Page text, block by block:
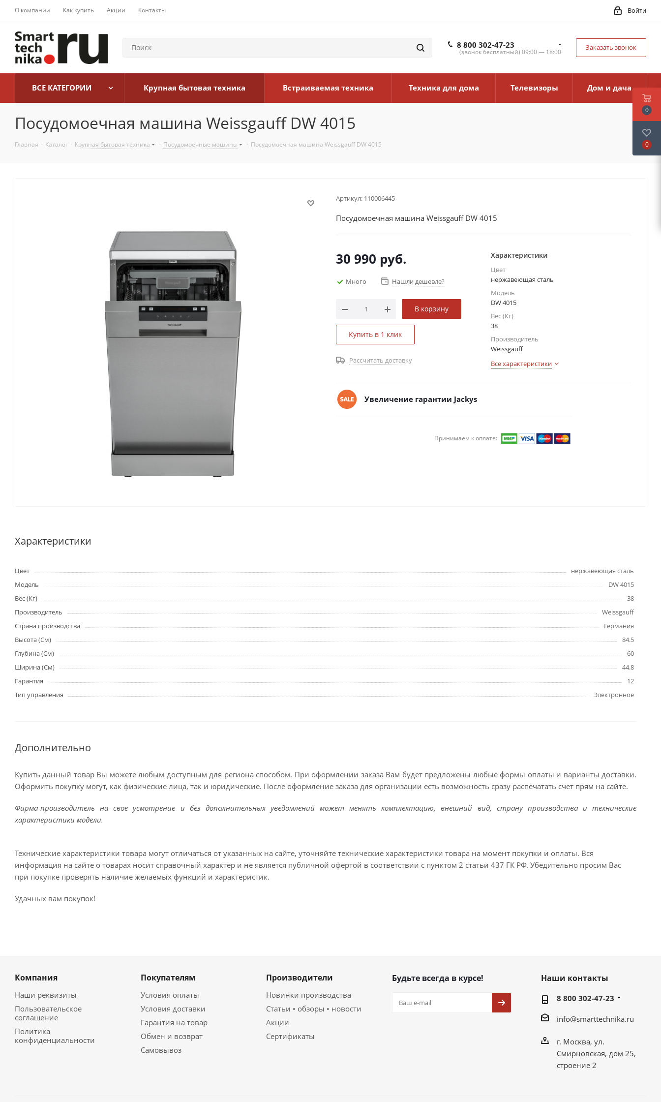
О компании Как купить Акции Контакты Войти
8 800 302-47-23
(звонок бесплатный) 09:00 — 18:00
Заказать звонок
ВСЕ КАТЕГОРИИ Крупная бытовая техника Встраиваемая техника Техника для дома Телевизоры Дом и дача
Посудомоечная машина Weissgauff DW 4015
Главная - Каталог - Крупная бытовая техника - Посудомоечные машины - Посудомоечная машина Weissgauff DW 4015
Артикул: 110006445
Посудомоечная машина Weissgauff DW 4015
30 990 руб.
Много Нашли дешевле?
В корзину
Купить в 1 клик
Рассчитать доставку
Характеристики
Цвет
нержавеющая сталь
Модель
DW 4015
Вес (Кг)
38
Производитель
Weissgauff
Все характеристики
Увеличение гарантии Jackys
Принимаем к оплате:
Характеристики
Цвет
нержавеющая сталь
Модель
DW 4015
Вес (Кг)
38
Производитель
Weissgauff
Страна производства
Германия
Высота (См)
84.5
Глубина (См)
60
Ширина (См)
44.8
Гарантия
12
Тип управления
Электронное
Дополнительно
Купить данный товар Вы можете любым доступным для региона способом. При оформлении заказа Вам будет предложены любые формы оплаты и варианты доставки.
Оформить покупку могут, как физические лица, так и юридические. После оформление заказа для организации есть возможность сразу распечатать счет прям на сайте.
Фирма-производитель на свое усмотрение и без дополнительных уведомлений может менять комплектацию, внешний вид, страну производства и технические
характеристики модели.
Технические характеристики товара могут отличаться от указанных на сайте, уточняйте технические характеристики товара на момент покупки и оплаты. Вся
информация на сайте о товарах носит справочный характер и не является публичной офертой в соответствии с пунктом 2 статьи 437 ГК РФ. Убедительно просим Вас
при покупке проверять наличие желаемых функций и характеристик.
Удачных вам покупок!
Компания
Наши реквизиты
Пользовательское
соглашение
Политика
конфиденциальности
Покупателям
Условия оплаты
Условия доставки
Гарантия на товар
Обмен и возврат
Самовывоз
Производители
Новинки производства
Статьи • обзоры • новости
Акции
Сертификаты
Будьте всегда в курсе! Наши контакты
8 800 302-47-23
info@smarttechnika.ru
г. Москва, ул.
Смирновская, дом 25,
строение 2
0
0